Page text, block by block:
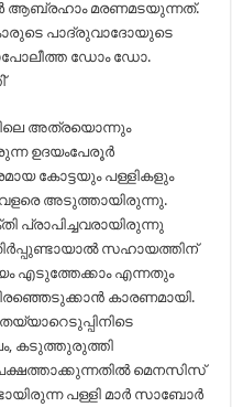
ആബ്രഹാം മരണമടയുന്നത്‌.
പാദ്രുവാദോയുടെ
ഡോം ഡോ.
അത്രയൊന്നും
ഉദയം‍പേരൂർ‍
കോട്ടയും പള്ളികളും
വളരെ അടുത്തായിരുന്നു.
പ്രാപിച്ചവരായിരുന്നു
സഹായത്തിന്‌
എടുത്തേക്കാം എന്നതും
കാരണമായി.
കടുത്തുരുത്തി
പക്ഷത്താക്കുന്നതിൽ മെനസിസ്
പള്ളി മാർ സാബോർ